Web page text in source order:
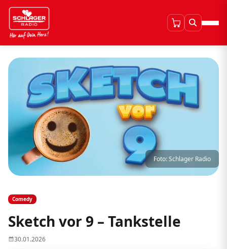
Foto: Schlager Radio
Comedy
Sketch vor 9 – Tankstelle
30.01.2026